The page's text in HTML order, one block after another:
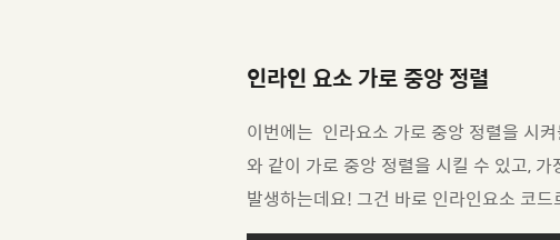
인라인 요소 가로 중앙 정렬
이번에는 인라요소 가로 중앙 정렬을 시
와 같이 가로 중앙 정렬을 시킬 수 있고,
발생하는데요! 그건 바로 인라인요소 코